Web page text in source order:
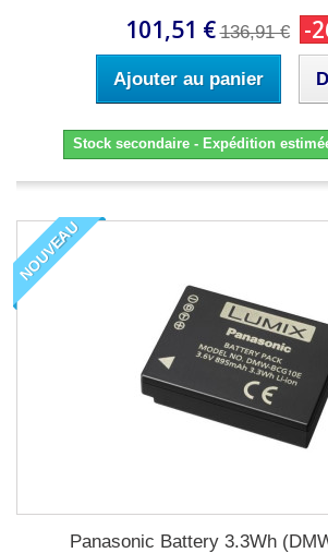
101,51 € 136,91 € -
Ajouter au panier
Stock secondaire - Expédition
NOUVEAU
Panasonic Battery 3.3Wh